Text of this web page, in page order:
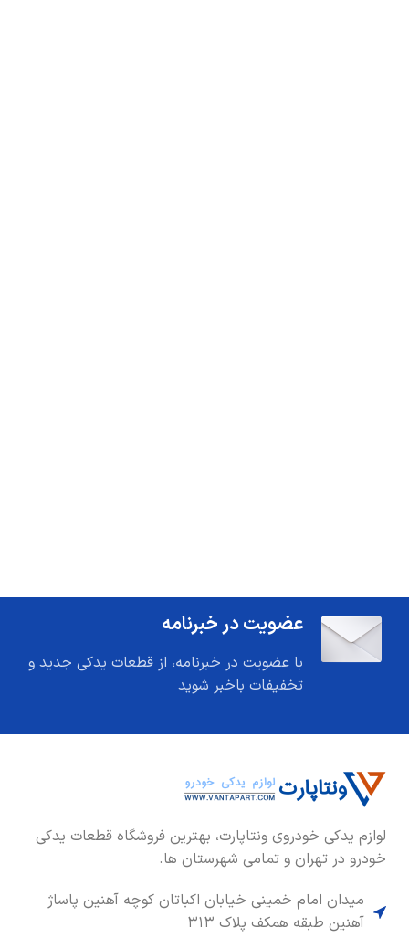
عضویت در خبرنامه
با عضویت در خبرنامه، از قطعات یدکی جدید و
تخفیفات باخبر شوید
لوازم یدکی خودروی ونتاپارت، بهترین فروشگاه قطعات یدکی
خودرو در تهران و تمامی شهرستان ها.
میدان امام خمینی خیابان اکباتان کوچه آهنین پاساژ
آهنین طبقه همکف پلاک ۳۱۳